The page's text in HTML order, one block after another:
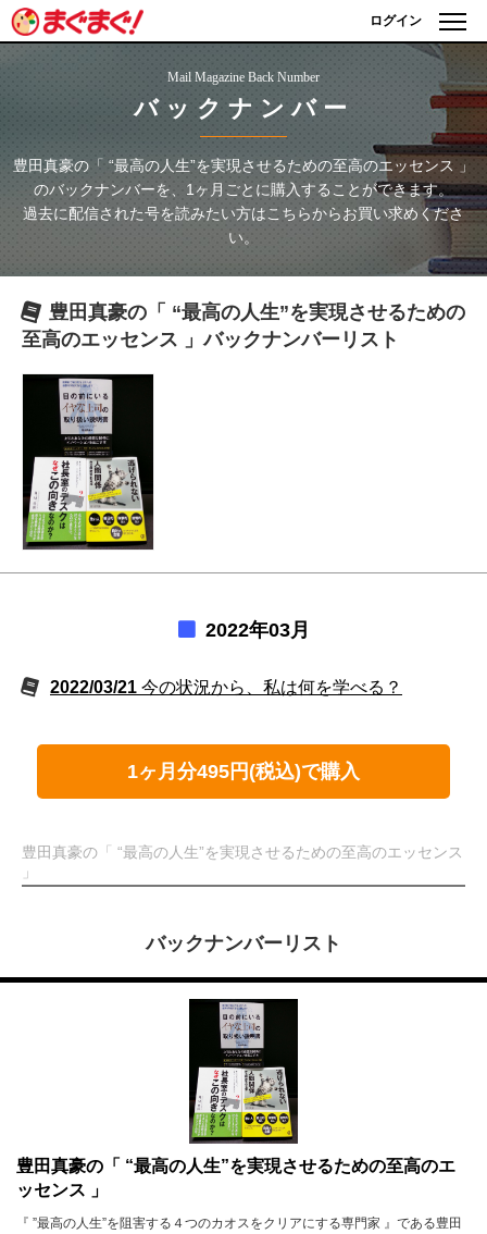
ログイン
Mail Magazine Back Number
バックナンバー
豊田真豪の「 “最高の人生”を実現させるための至高のエッセンス 」
のバックナンバーを、1ヶ月ごとに購入することができます。
過去に配信された号を読みたい方はこちらからお買い求めくださ
い。
豊田真豪の「 “最高の人生”を実現させるための
至高のエッセンス 」バックナンバーリスト
2022年03月
2022/03/21 今の状況から、私は何を学べる？
1ヶ月分495円(税込)で購入
豊田真豪の「 “最高の人生”を実現させるための至高のエッセンス
」
バックナンバーリスト
豊田真豪の「 “最高の人生”を実現させるための至高のエ
ッセンス 」
『 ”最高の人生”を阻害する４つのカオスをクリアにする専門家 』である豊田